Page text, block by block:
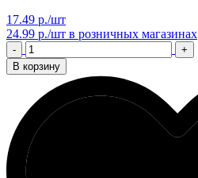
17.49 р./шт
24.99 р./шт в розничных магазинах
-
+
В корзину